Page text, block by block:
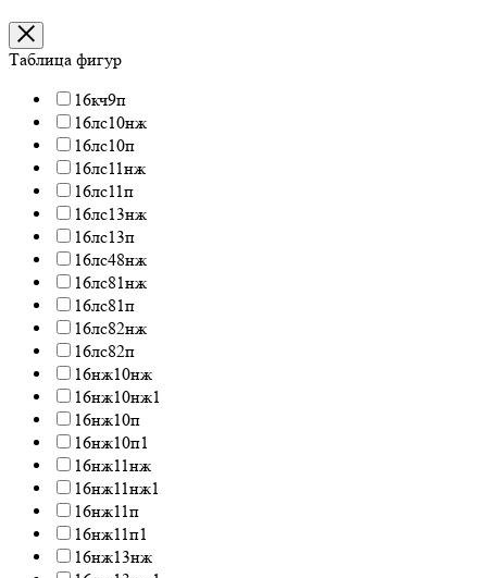
Таблица фигур
16кч9п
16лс10нж
16лс10п
16лс11нж
16лс11п
16лс13нж
16лс13п
16лс48нж
16лс81нж
16лс81п
16лс82нж
16лс82п
16нж10нж
16нж10нж1
16нж10п
16нж10п1
16нж11нж
16нж11нж1
16нж11п
16нж11п1
16нж13нж